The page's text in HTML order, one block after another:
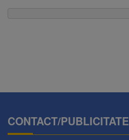
CONTACT/PUBLICITATE